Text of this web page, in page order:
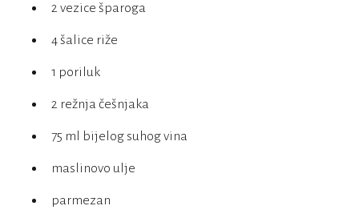
2 vezice šparoga
4 šalice riže
1 poriluk
2 režnja češnjaka
75 ml bijelog suhog vina
maslinovo ulje
parmezan